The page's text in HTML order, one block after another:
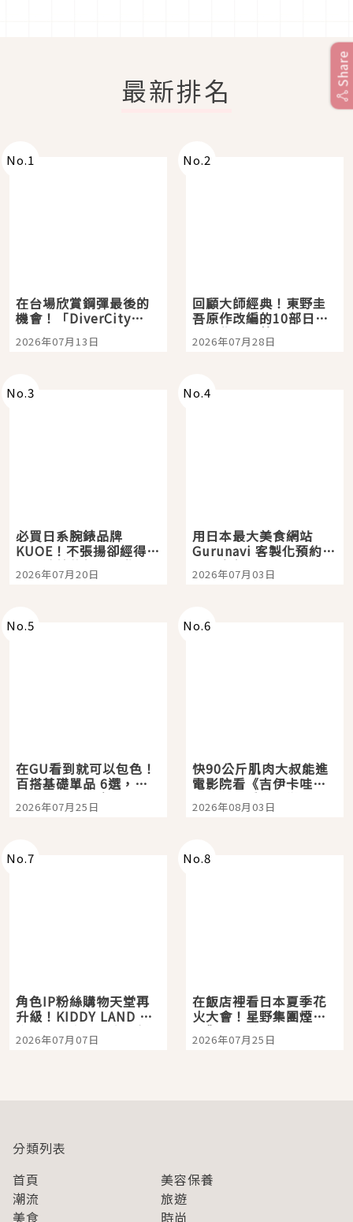
最新排名
No.1
在台場欣賞鋼彈最後的
機會！「DiverCity
Tokyo Plaza」搭船、
購物、美食及夜景，一
2026年07月13日
No.2
回顧大師經典！東野圭
吾原作改編的10部日本
影視作品推薦
2026年07月28日
No.3
必買日系腕錶品牌
KUOE！不張揚卻經得起
時間洗鍊的經典之作五
選
2026年07月20日
No.4
用日本最大美食網站
Gurunavi 客製化預約九
大都市餐廳，打造專屬
美食體驗！
2026年07月03日
No.5
在GU看到就可以包色！
百搭基礎單品 6選，閉
眼全收也不心疼
2026年07月25日
No.6
快90公斤肌肉大叔能進
電影院看《吉伊卡哇》
嗎？日本重金屬樂團
「打首」會長與nagano
2026年08月03日
No.7
角色IP粉絲購物天堂再
升級！KIDDY LAND 原
宿店吉伊卡哇迎客，新
開幕 OMOKADO 店3分
2026年07月07日
No.8
在飯店裡看日本夏季花
火大會！星野集團煙火
景觀飯店6選，讓你不用
人擠人悠閒欣賞
2026年07月25日
Share
分類列表
首頁
美容保養
潮流
旅遊
美食
時尚